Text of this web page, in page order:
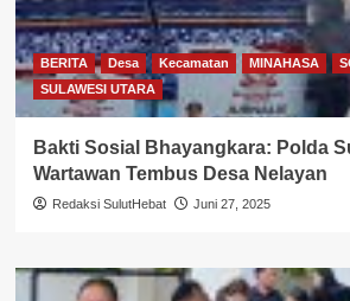
BERITA Desa Kecamatan MINAHASA
SULAWESI UTARA
Bakti Sosial Bhayangkara: Polda
Wartawan Tembus Desa Nelayan
Redaksi SulutHebat Juni 27, 2025